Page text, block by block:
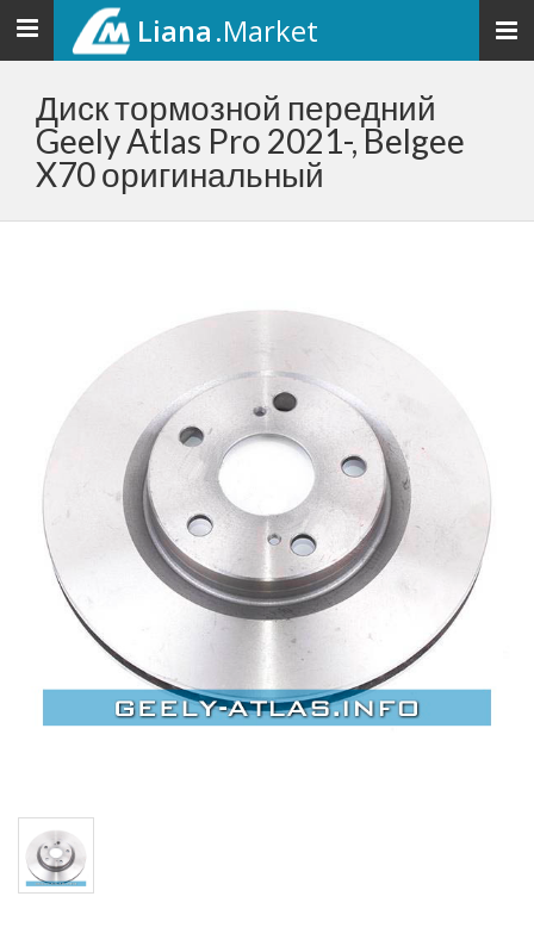
Toggle
navigation
Liana.Market
Диск тормозной передний
Geely Atlas Pro 2021-, Belgee
X70 оригинальный